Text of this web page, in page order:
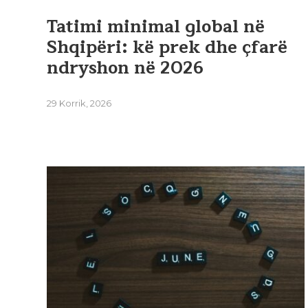
Tatimi minimal global në
Shqipëri: kë prek dhe çfarë
ndryshon në 2026
29 Korrik, 2026